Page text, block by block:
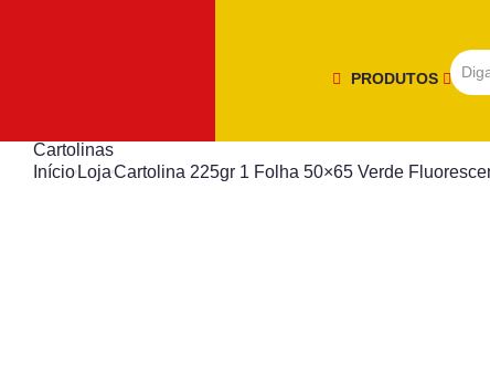
PRODUTOS
Cartolinas
Início LojaCartolina 225gr 1 Folha 50×65 Verde